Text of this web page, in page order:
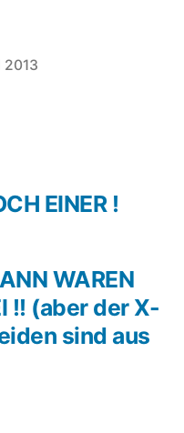
2013
WAREN
!! (aber der X-
sind aus
EINER !